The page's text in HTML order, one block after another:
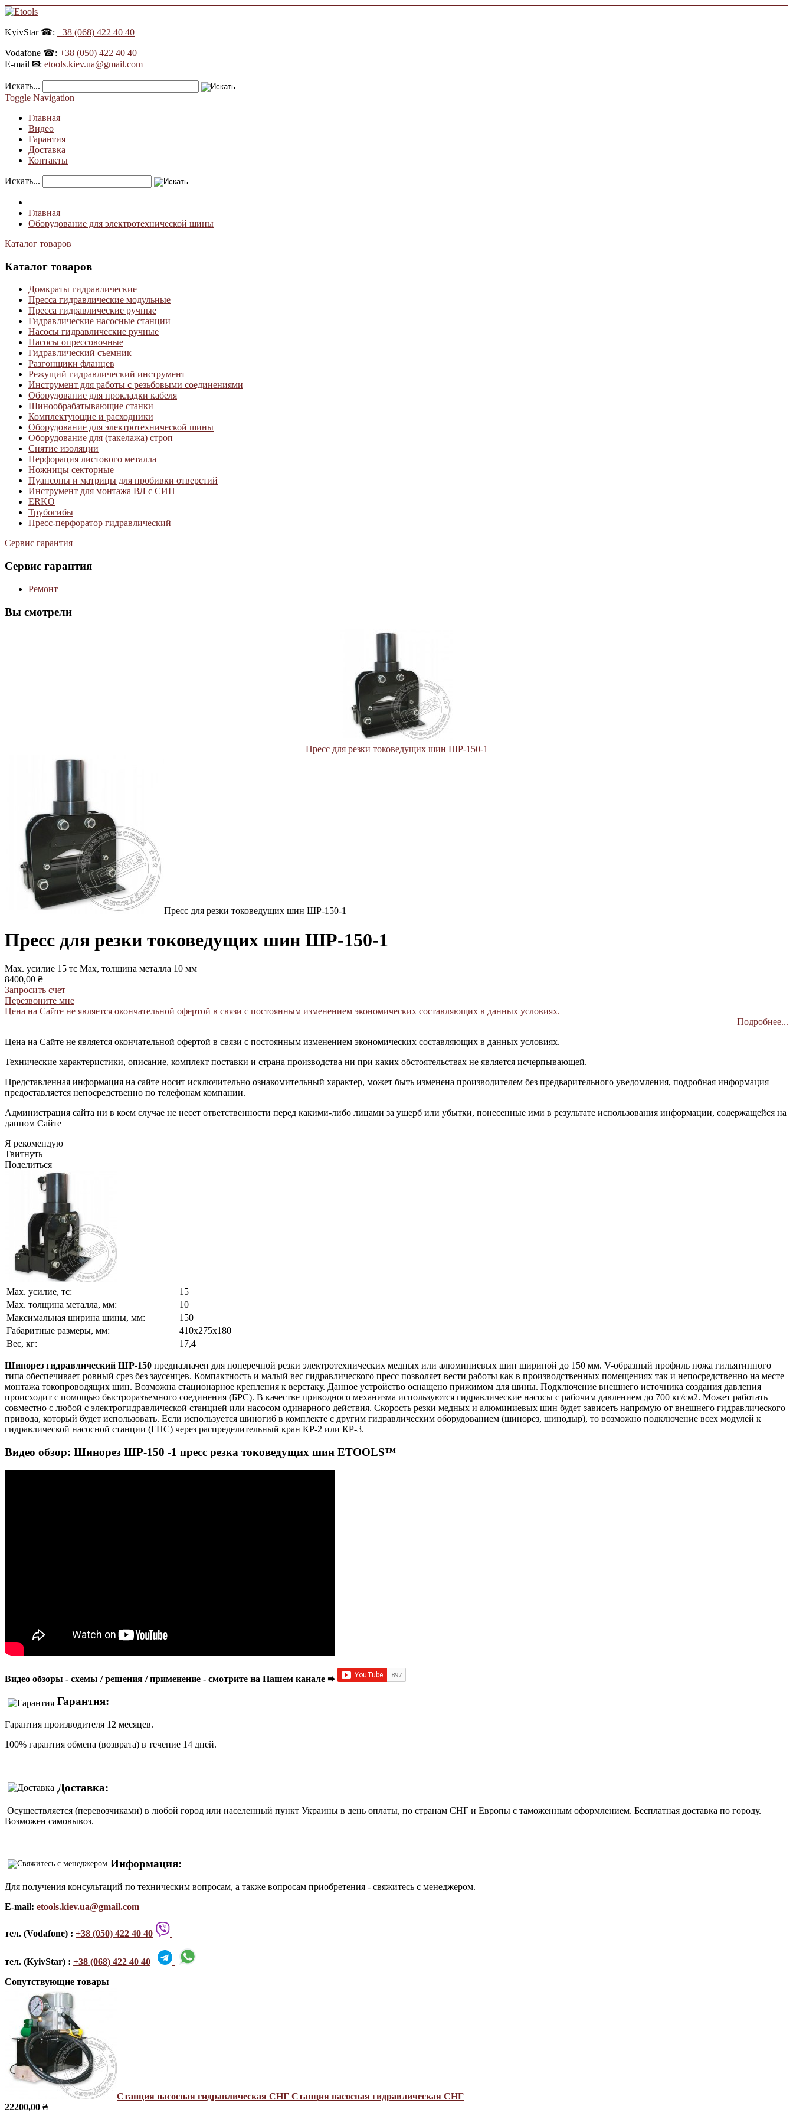
KyivStar ☎: +38 (068) 422 40 40
Vodafone ☎: +38 (050) 422 40 40
E-mail ✉: etools.kiev.ua@gmail.com
Искать...
Toggle Navigation
Главная
Видео
Гарантия
Доставка
Контакты
Искать...
Главная
Оборудование для электротехнической шины
Каталог товаров
Каталог товаров
Домкраты гидравлические
Пресса гидравлические модульные
Пресса гидравлические ручные
Гидравлические насосные станции
Насосы гидравлические ручные
Насосы опрессовочные
Гидравлический съемник
Разгонщики фланцев
Режущий гидравлический инструмент
Инструмент для работы с резьбовыми соединениями
Оборудование для прокладки кабеля
Шинообрабатывающие станки
Комплектующие и расходники
Оборудование для электротехнической шины
Оборудование для (такелажа) строп
Снятие изоляции
Перфорация листового металла
Ножницы секторные
Пуансоны и матрицы для пробивки отверстий
Инструмент для монтажа ВЛ с СИП
ERKO
Трубогибы
Пресс-перфоратор гидравлический
Сервис гарантия
Сервис гарантия
Ремонт
Вы смотрели
Пресс для резки токоведущих шин ШР-150-1
Пресс для резки токоведущих шин ШР-150-1
Пресс для резки токоведущих шин ШР-150-1
Mах. усилие 15 тс Мах, толщина металла 10 мм
8400,00 ₴
Запросить счет
Перезвоните мне
Цена на Сайте не является окончательной офертой в связи с постоянным изменением экономических составляющих в данных условиях.
Подробнее...
Цена на Сайте не является окончательной офертой в связи с постоянным изменением экономических составляющих в данных условиях.
Технические характеристики, описание, комплект поставки и страна производства ни при каких обстоятельствах не является исчерпывающей.
Представленная информация на сайте носит исключительно ознакомительный характер, может быть изменена производителем без предварительного уведомления, подробная информация
предоставляется непосредственно по телефонам компании.
Администрация сайта ни в коем случае не несет ответственности перед какими-либо лицами за ущерб или убытки, понесенные ими в результате использования информации, содержащейся на
данном Сайте
Я рекомендую
Твитнуть
Поделиться
Мах. усилие, тс:
15
Мах. толщина металла, мм:
10
Максимальная ширина шины, мм:
150
Габаритные размеры, мм:
410х275х180
Вес, кг:
17,4
Шинорез гидравлический ШР-150 предназначен для поперечной резки электротехнических медных или алюминиевых шин шириной до 150 мм. V-образный профиль ножа гильятинного
типа обеспечивает ровный срез без заусенцев. Компактность и малый вес гидравлического пресс позволяет вести работы как в производственных помещениях так и непосредственно на месте
монтажа токопроводящих шин. Возможна стационарное крепления к верстаку. Данное устройство оснащено прижимом для шины. Подключение внешнего источника создания давления
происходит с помощью быстроразъемного соединения (БРС). В качестве приводного механизма используются гидравлические насосы с рабочим давлением до 700 кг/см2. Может работать
совместно с любой с электрогидравлической станцией или насосом одинарного действия. Скорость резки медных и алюминиевых шин будет зависеть напрямую от внешнего гидравлического
привода, который будет использовать. Если используется шиногиб в комплекте с другим гидравлическим оборудованием (шинорез, шинодыр), то возможно подключение всех модулей к
гидравлической насосной станции (ГНС) через распределительный кран КР-2 или КР-3.
Видео обзор: Шинорез ШР-150 -1 пресс резка токоведущих шин ETOOLS™
Видео обзоры - схемы / решения / применение - смотрите на Нашем канале ➨
Гарантия:
Гарантия производителя 12 месяцев.
100% гарантия обмена (возврата) в течение 14 дней.
Доставка:
Осуществляется (перевозчиками) в любой город или населенный пункт Украины в день оплаты, по странам СНГ и Европы с таможенным оформлением. Бесплатная доставка по городу.
Возможен самовывоз.
Информация:
Для получения консультаций по техническим вопросам, а также вопросам приобретения - свяжитесь с менеджером.
E-mail: etools.kiev.ua@gmail.com
тел. (Vodafone) : +38 (050) 422 40 40
тел. (KyivStar) : +38 (068) 422 40 40
Сопутствующие товары
Станция насосная гидравлическая СНГ Станция насосная гидравлическая СНГ
22200,00 ₴